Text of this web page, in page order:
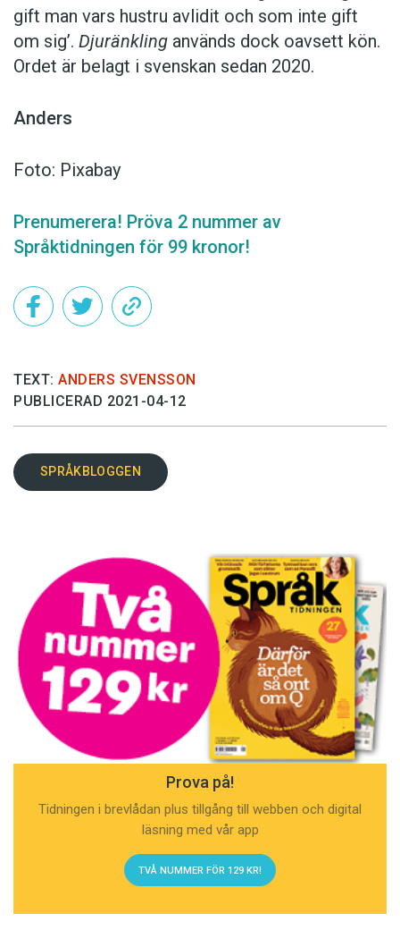
gift man vars hustru av­lidit och som inte gift
om sig’. Djuränkling används dock oavsett kön.
Ordet är belagt i svenskan sedan 2020.
Anders
Foto: Pixabay
Prenumerera! Pröva 2 nummer av
Språktidningen för 99 kronor!
TEXT: ANDERS SVENSSON
PUBLICERAD 2021-04-12
SPRÅKBLOGGEN
Prova på!
Tidningen i brevlådan plus tillgång till webben och digital
läsning med vår app
TVÅ NUMMER FÖR 129 KR!